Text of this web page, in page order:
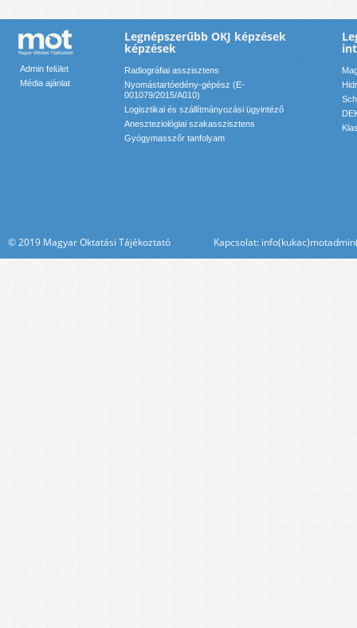
Admin felület
Média ajánlat
Legnépszerűbb OKJ képzések
képzések
Radiográfiai asszisztens
Nyomástartóedény-gépész (E-
001079/2015/A010)
Logisztikai és szállítmányozási ügyintéző
Aneszteziológiai szakasszisztens
Gyógymasszőr tanfolyam
© 2019 Magyar Oktatási Tájékoztató Kapcsolat: